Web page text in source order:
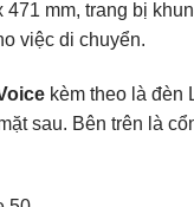
mm, trang bị
việc di chuyển.
kèm theo là đèn
sau. Bên trên là